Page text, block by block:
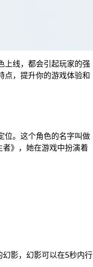
上线，都会引起玩家的强
点，提升你的游戏体验和
位。这个角色的名字叫做
者》，她在游戏中扮演着
影，幻影可以在5秒内行